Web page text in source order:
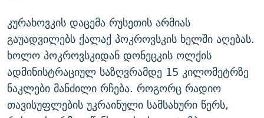
კურახოვკის დაცემა რუსეთის არმიას
გაუადვილებს ქალაქ პოკროვსკის ხელში აღებას.
ხოლო პოკროვსკიდან დონეცკის ოლქის
ადმინისტრაციულ საზღვრამდე 15 კილომეტრზე
ნაკლები მანძილი რჩება. როგორც რადიო
თავისუფლების უკრაინული სამსახური წერს,